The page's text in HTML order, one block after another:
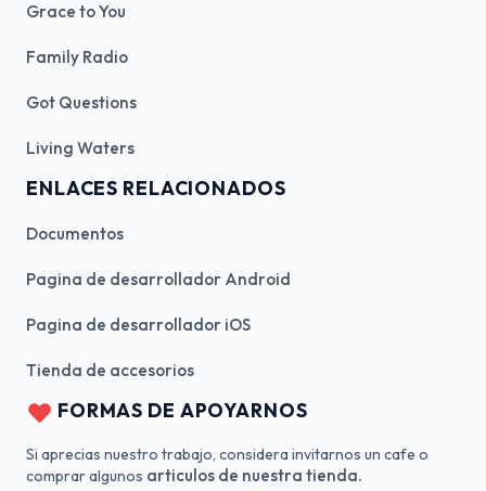
Grace to You
Family Radio
Got Questions
Living Waters
ENLACES RELACIONADOS
Documentos
Pagina de desarrollador Android
Pagina de desarrollador iOS
Tienda de accesorios
FORMAS DE APOYARNOS
Si aprecias nuestro trabajo, considera invitarnos un cafe o
comprar algunos articulos de nuestra tienda.